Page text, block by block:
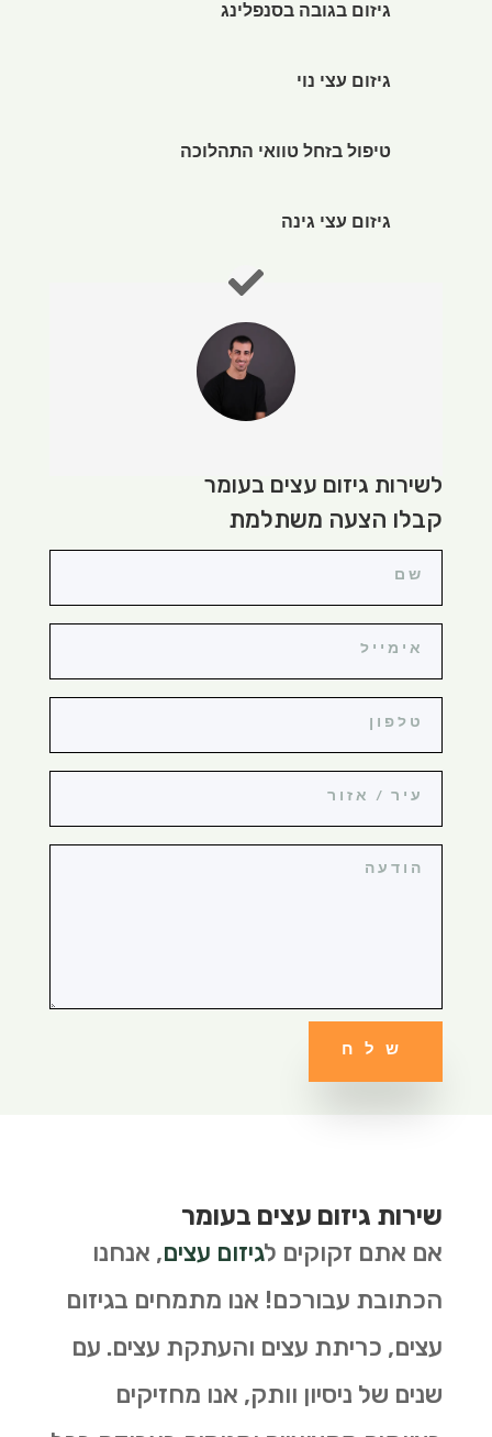
גיזום בגובה בסנפלינג
גיזום עצי נוי
טיפול בזחל טוואי התהלוכה
גיזום עצי גינה
לשירות גיזום עצים בעומר
קבלו הצעה משתלמת
שלח
שירות גיזום עצים בעומר
אם אתם זקוקים לגיזום עצים, אנחנו
הכתובת עבורכם! אנו מתמחים בגיזום
עצים, כריתת עצים והעתקת עצים. עם
שנים של ניסיון וותק, אנו מחזיקים